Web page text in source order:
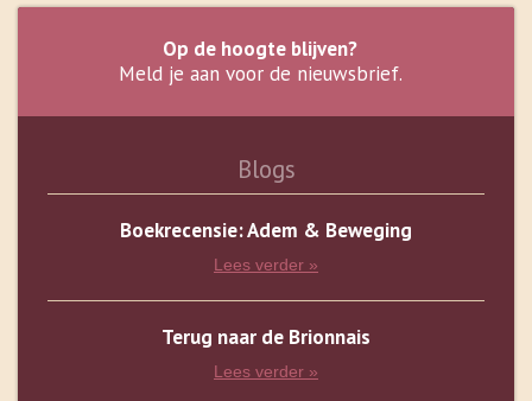
Op de hoogte blijven?
Meld je aan voor de nieuwsbrief.
Blogs
Boekrecensie: Adem & Beweging
Lees verder »
Terug naar de Brionnais
Lees verder »